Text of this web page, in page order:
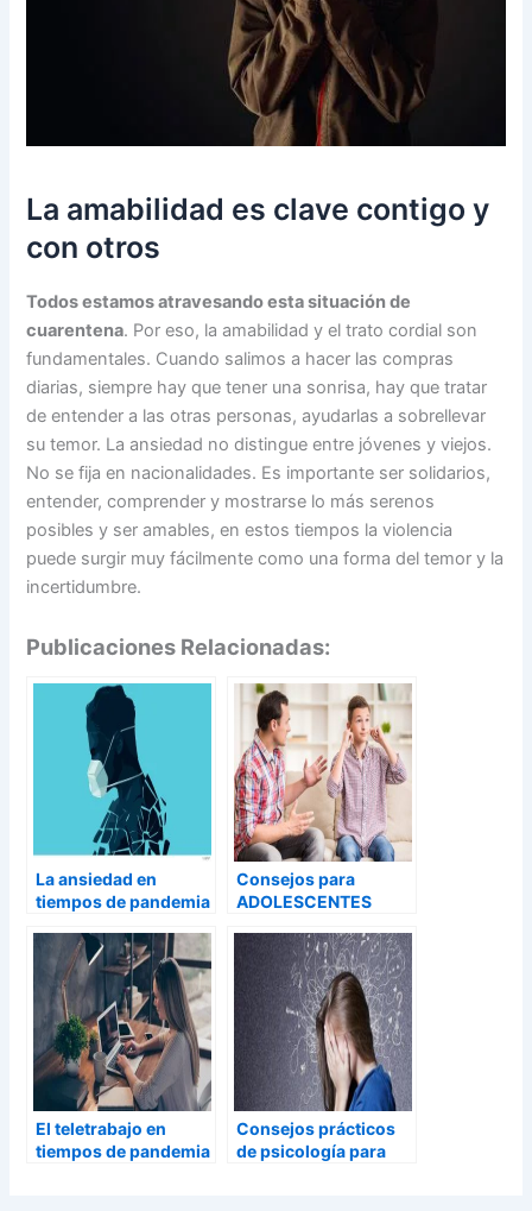
La amabilidad es clave contigo y
con otros
Todos estamos atravesando esta situación de
cuarentena. Por eso, la amabilidad y el trato cordial son
fundamentales. Cuando salimos a hacer las compras
diarias, siempre hay que tener una sonrisa, hay que tratar
de entender a las otras personas, ayudarlas a sobrellevar
su temor. La ansiedad no distingue entre jóvenes y viejos.
No se fija en nacionalidades. Es importante ser solidarios,
entender, comprender y mostrarse lo más serenos
posibles y ser amables, en estos tiempos la violencia
puede surgir muy fácilmente como una forma del temor y la
incertidumbre.
Publicaciones Relacionadas:
La ansiedad en
tiempos de pandemia
Consejos para
ADOLESCENTES
El teletrabajo en
tiempos de pandemia
Consejos prácticos
de psicología para